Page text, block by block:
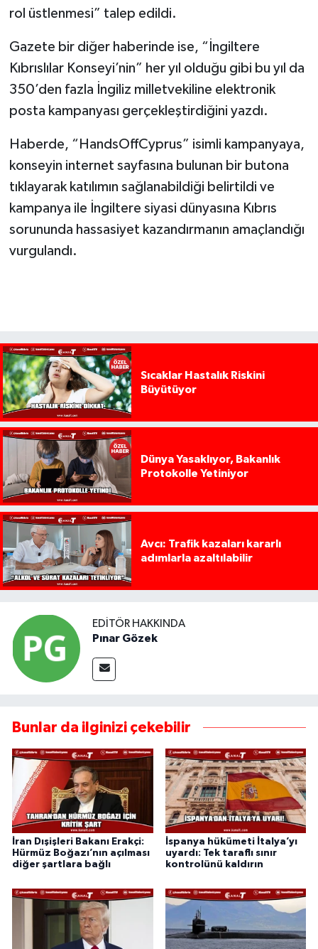
rol üstlenmesi” talep edildi.
Gazete bir diğer haberinde ise, “İngiltere
Kıbrıslılar Konseyi’nin” her yıl olduğu gibi bu yıl da
350’den fazla İngiliz milletvekiline elektronik
posta kampanyası gerçekleştirdiğini yazdı.
Haberde, “HandsOffCyprus” isimli kampanyaya,
konseyin internet sayfasına bulunan bir butona
tıklayarak katılımın sağlanabildiği belirtildi ve
kampanya ile İngiltere siyasi dünyasına Kıbrıs
sorununda hassasiyet kazandırmanın amaçlandığı
vurgulandı.
Sıcaklar Hastalık Riskini
Büyütüyor
Dünya Yasaklıyor, Bakanlık
Protokolle Yetiniyor
Avcı: Trafik kazaları kararlı
adımlarla azaltılabilir
EDITÖR HAKKINDA
Pınar Gözek
Bunlar da ilginizi çekebilir
İran Dışişleri Bakanı Erakçi:
Hürmüz Boğazı’nın açılması
diğer şartlara bağlı
İspanya hükümeti İtalya’yı
uyardı: Tek taraflı sınır
kontrolünü kaldırın